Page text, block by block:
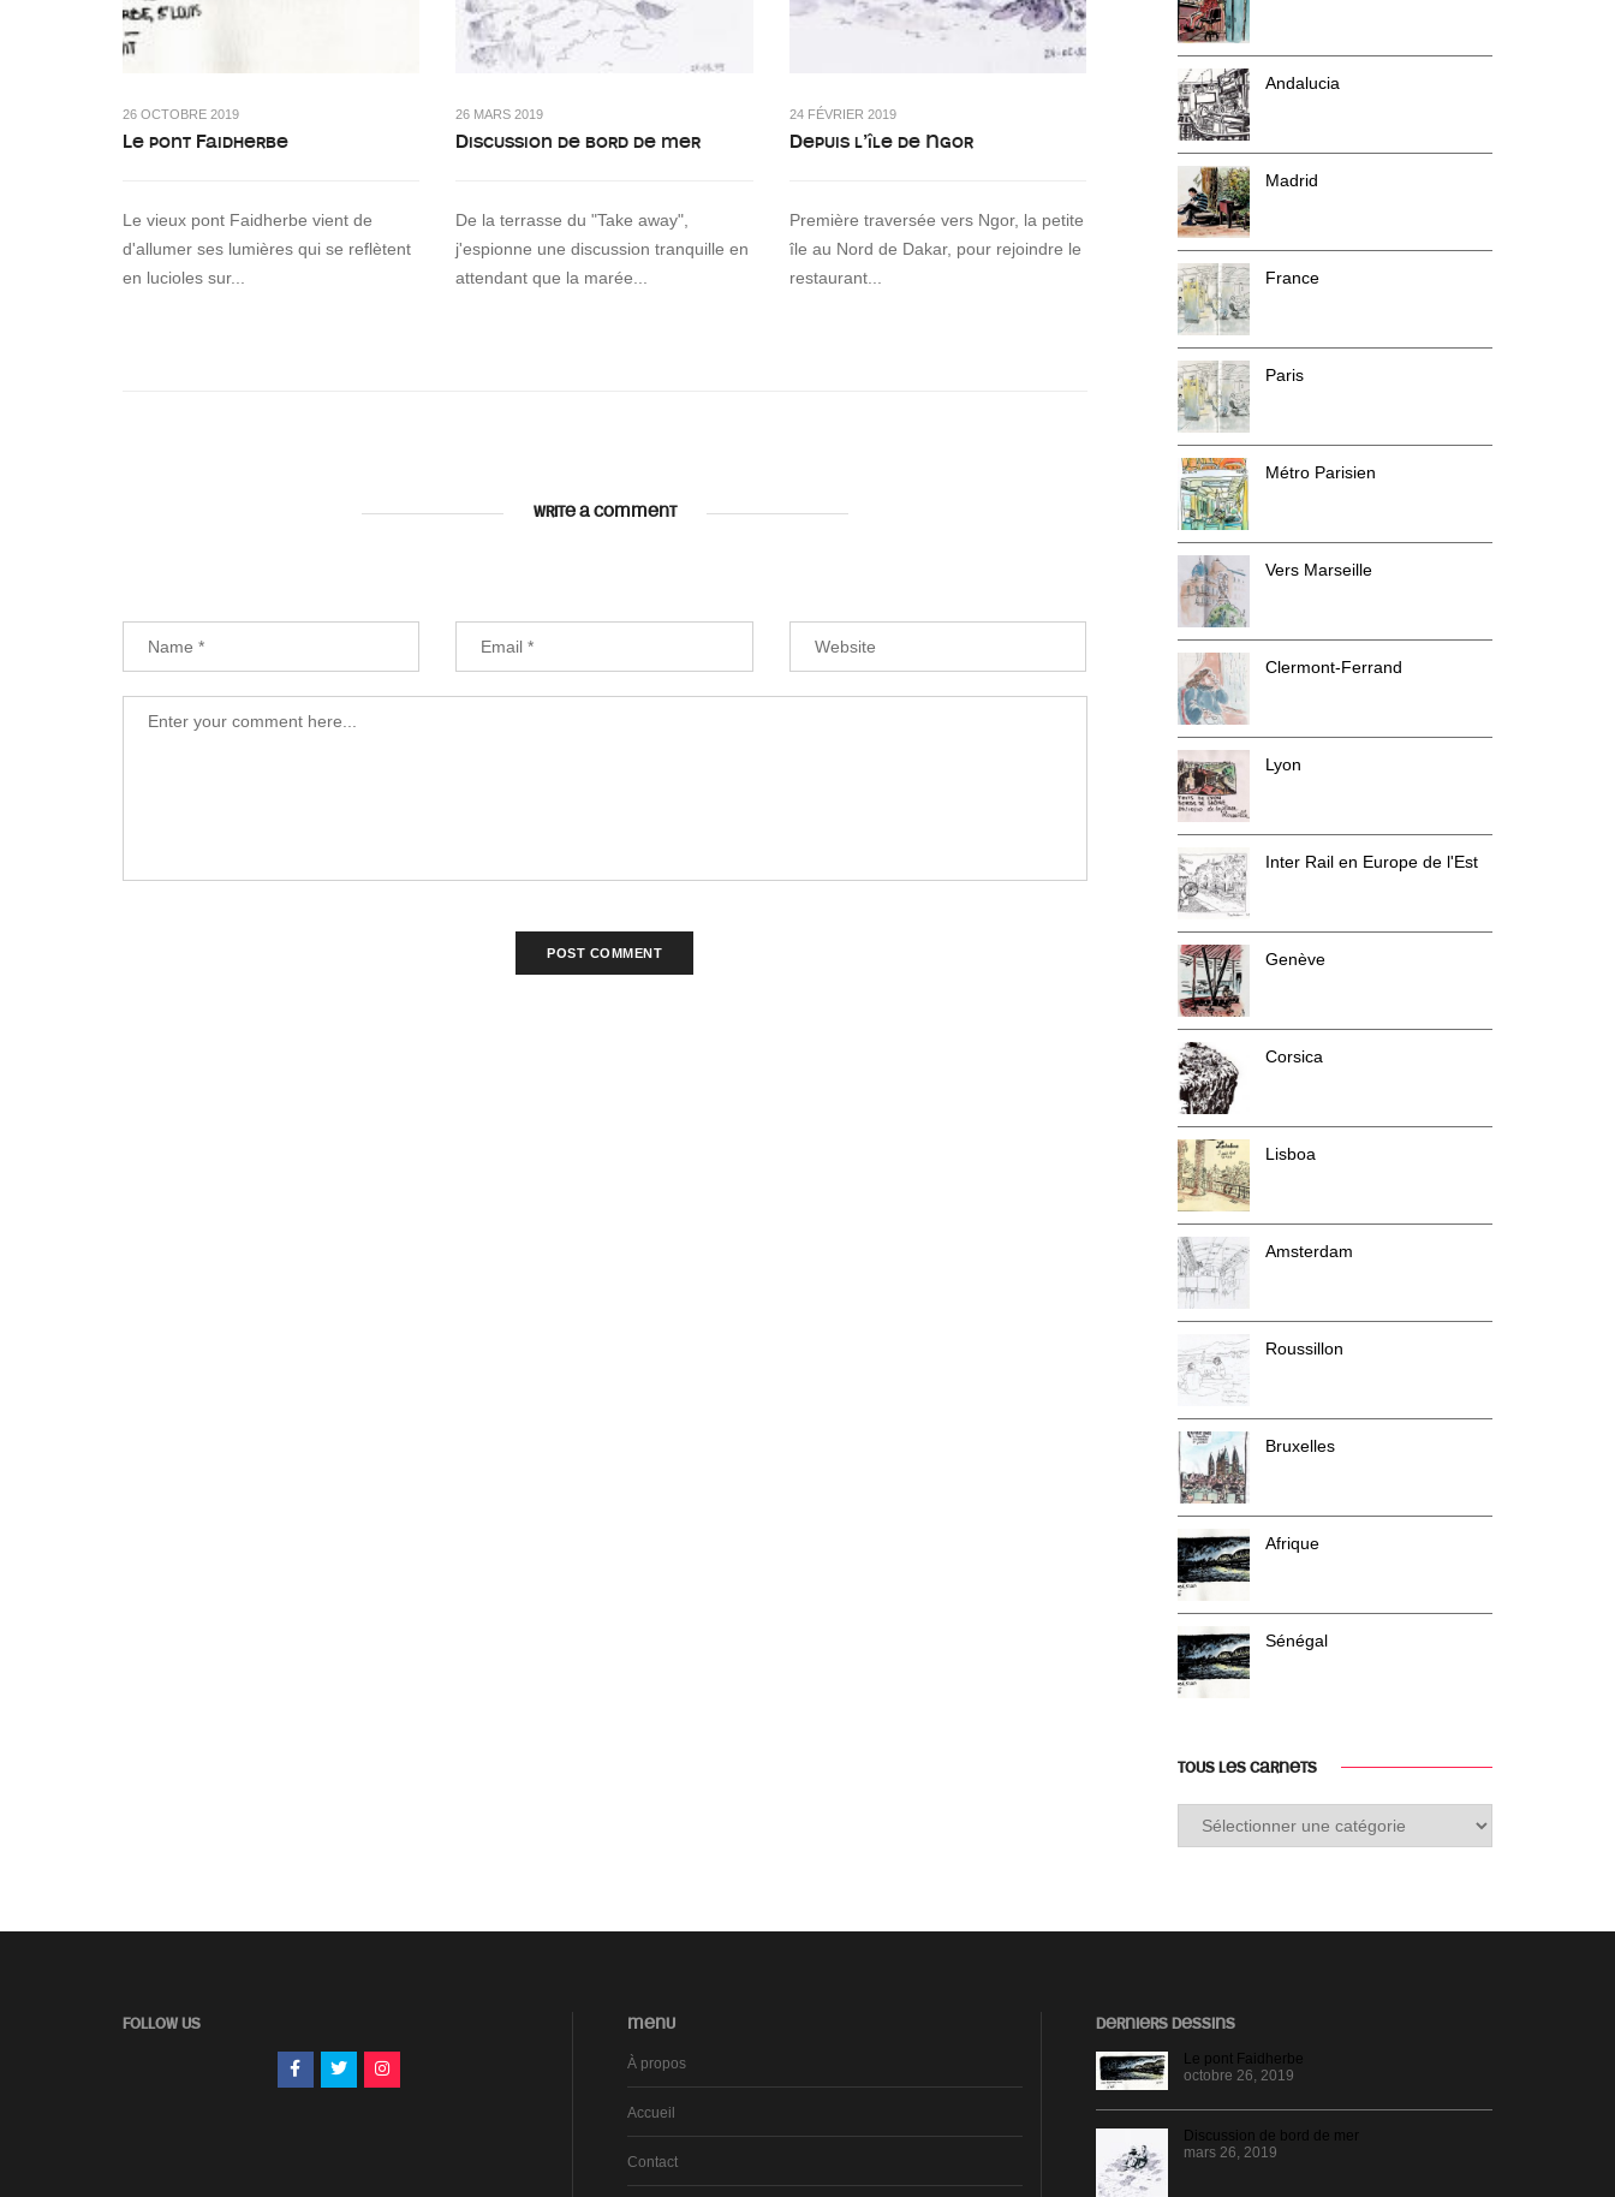
26 OCTOBRE 2019
Le pont Faidherbe
Le vieux pont Faidherbe vient de
d'allumer ses lumières qui se reflètent
en lucioles sur...
26 MARS 2019
Discussion de bord de mer
De la terrasse du "Take away",
j'espionne une discussion tranquille en
attendant que la marée...
24 FÉVRIER 2019
Depuis l’île de Ngor
Première traversée vers Ngor, la petite
île au Nord de Dakar, pour rejoindre le
restaurant...
WRITE A COMMENT
Andalucia
Madrid
France
Paris
Métro Parisien
Vers Marseille
Clermont-Ferrand
Lyon
Inter Rail en Europe de l'Est
Genève
Corsica
Lisboa
Amsterdam
Roussillon
Bruxelles
Afrique
Sénégal
TOUS LES CARNETS
Tous
les
FOLLOW US MENU
À propos
Accueil
Contact
DERNIERS DESSINS
Le pont Faidherbe
octobre 26, 2019
Discussion de bord de mer
mars 26, 2019